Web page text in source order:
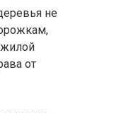
не
от